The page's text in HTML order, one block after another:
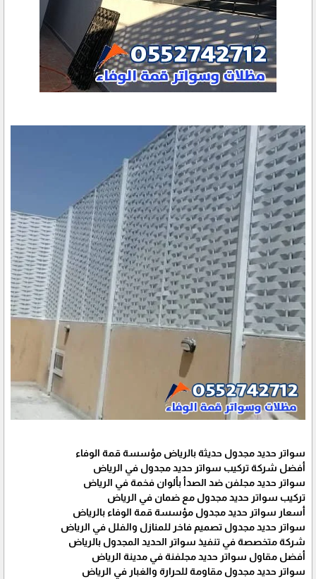
سواتر حديد مجدول حديثة بالرياض مؤسسة قمة الوفاء
أفضل شركة تركيب سواتر حديد مجدول في الرياض
سواتر حديد مجلفن ضد الصدأ بألوان فخمة في الرياض
تركيب سواتر حديد مجدول مع ضمان في الرياض
أسعار سواتر حديد مجدول مؤسسة قمة الوفاء بالرياض
سواتر حديد مجدول تصميم فاخر للمنازل والفلل في الرياض
شركة متخصصة في تنفيذ سواتر الحديد المجدول بالرياض
أفضل مقاول سواتر حديد مجلفنة في مدينة الرياض
سواتر حديد مجدول مقاومة للحرارة والغبار في الرياض